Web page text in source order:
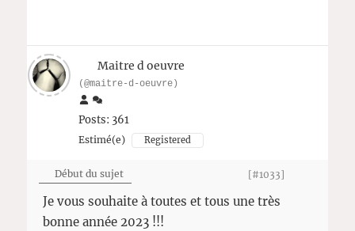
Maitre d oeuvre
(@maitre-d-oeuvre)
Posts: 361
Estimé(e) Registered
Début du sujet [#1033]
Je vous souhaite à toutes et tous une très
bonne année 2023 !!!